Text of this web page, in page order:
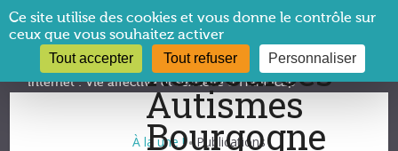
Vous êtes ici :CRA Bourgogne→À la une !→Site
internet : Vie affective et sexuelle & Handicap
À la une ! • Publications
Panneau de gestion des cookies
Ce site utilise des cookies et vous donne le contrôle sur
ceux que vous souhaitez activer
Tout accepter Tout refuser Personnaliser